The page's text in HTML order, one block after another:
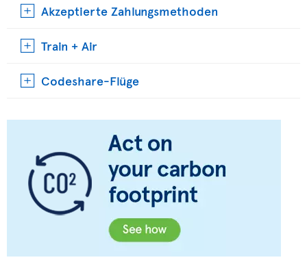
Akzeptierte Zahlungsmethoden
Train + Air
Codeshare-Flüge